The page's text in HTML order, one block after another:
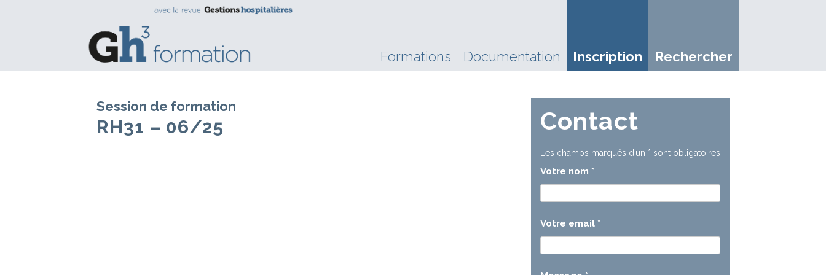
Formations Documentation Inscription Rechercher
Session de formation
RH31 – 06/25 Contact
Les champs marqués d’un * sont obligatoires
Votre nom *
Votre email *